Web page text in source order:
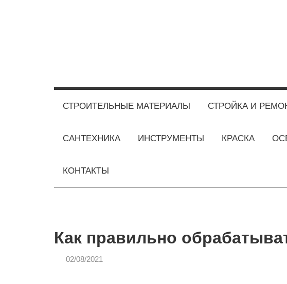
СТРОИТЕЛЬНЫЕ МАТЕРИАЛЫ СТРОЙКА И
САНТЕХНИКА ИНСТРУМЕНТЫ КРАСКА
КОНТАКТЫ
Как правильно
02/08/2021